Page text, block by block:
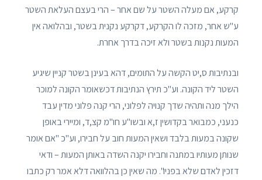
קרקע, אם מעלה השטר על שם אחר – הרי בעצם העלאת השטר
ע"ש אחר, מזכה לו הקרקע, דקרקע נקנית בשטר, ובהלואה אין
המעות נקנות בשטר ולא זיכה בדרך אחרת.
ובנתיבות ס,יט הקשה על התומים, דהא בעינן בשטר קניין שיגיע
השטר ליד הקונה. וע"כ תירץ הנתיבות דכשאומר הקונה למוכר
הילך מנה ותהיה שדך קנויה לפלוני, הרי קנה פלוני מדין עבד
כנעני, כמבואר בקדושין ז,א ובשו"ע חו"מ קצ,ד, ומיירי באופן
שקונה במעות בלבד ושאין המעות חוב על חבירו, וע"כ "אם אומר
שנותן מעותיו במתנה וחבירו יקנה השדה באותן המעות – ודאי
דזכין לאדם שלא בפניו". מה שאין כן בהלוואה דלא אמר רק כתבו